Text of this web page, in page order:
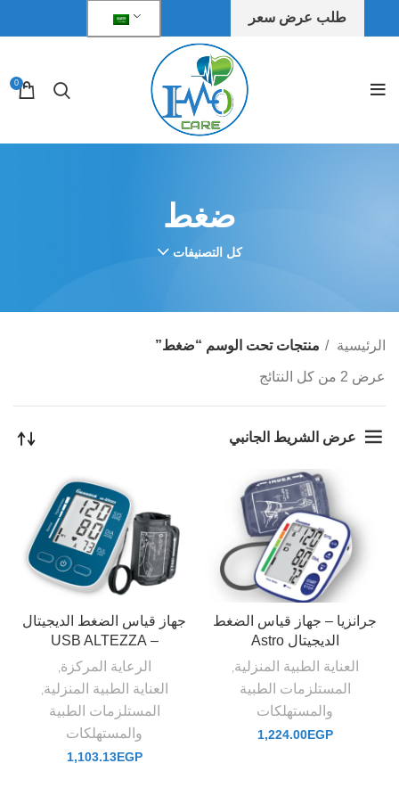
طلب عرض سعر
0
ضغط
كل التصنيفات
الرئيسية منتجات تحت الوسم “ضغط”
عرض ⁦2⁩ من كل النتائج
عرض الشريط الجانبي
جرانزيا – جهاز قياس الضغط
الديجيتال Astro
العناية الطبية المنزلية
المستلزمات الطبية
والمستهلكات
1,224.00EGP
جهاز قياس الضغط الديجيتال
– USB ALTEZZA
الرعاية المركزة
العناية الطبية المنزلية
المستلزمات الطبية
والمستهلكات
1,103.13EGP